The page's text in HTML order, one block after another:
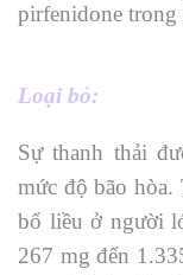
pirfenidone trong
Loại bỏ:
Sự thanh thải
mức độ bão hòa.
bổ liều ở người
267 mg đến